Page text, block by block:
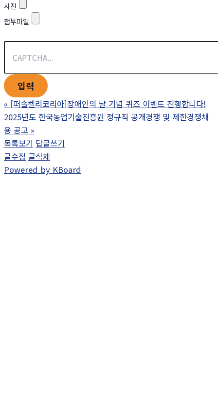
사진
첨부파일
« [퍼솔켈리코리아]장애인의 날 기념 퀴즈 이벤트 진행합니다!
2025년도 한국농업기술진흥원 정규직 공개경쟁 및 제한경쟁채
용 공고 »
목록보기 답글쓰기
글수정 글삭제
Powered by KBoard